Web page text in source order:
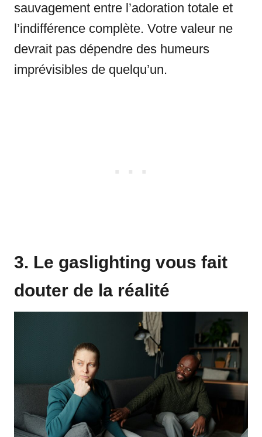
sauvagement entre l’adoration totale et
l’indifférence complète. Votre valeur ne
devrait pas dépendre des humeurs
imprévisibles de quelqu’un.
3. Le gaslighting vous fait
douter de la réalité